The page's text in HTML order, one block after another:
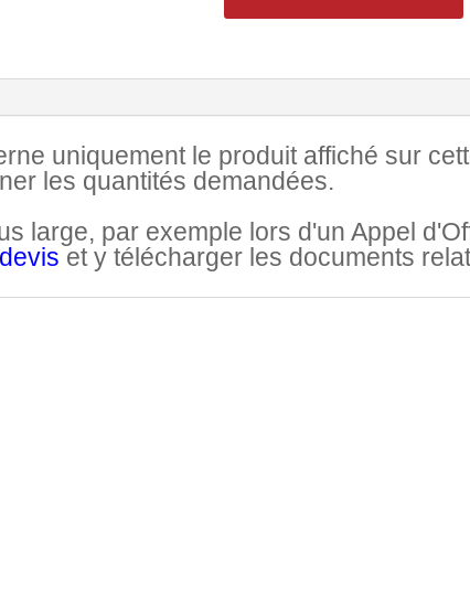
uniquement le produit affiché sur
les quantités demandées.
large, par exemple lors d'un Appel
et y télécharger les documents